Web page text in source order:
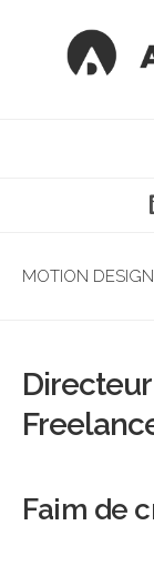
MOTION DESIGN
Faim de